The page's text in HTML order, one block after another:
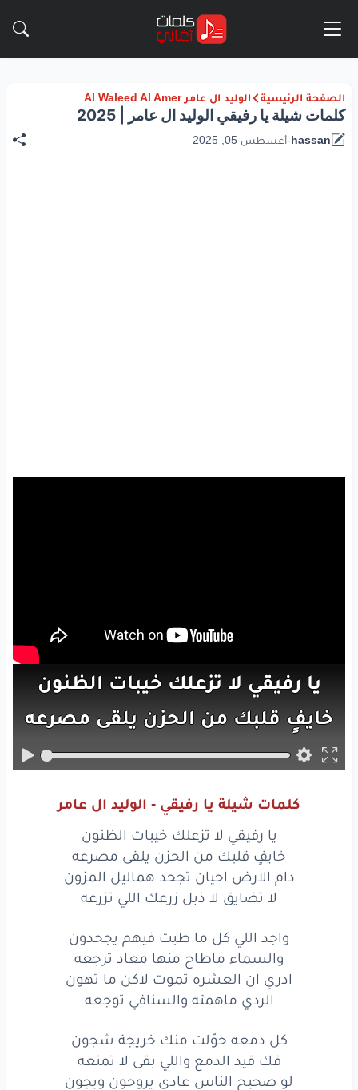
الصفحة الرئيسية الوليد ال عامر Al Waleed Al Amer
كلمات شيلة يا رفيقي الوليد ال عامر | 2025
hassan
-أغسطس 05, 2025
يا رفيقي لا تزعلكخيبات الظنون
خايفٍ قلبك من الحزن يلقى مصرعه
دامالارضاحيانتجحدهماليلالمزون
طبت
والسماءماطاحمنهامعادترجعه
ان العشرهتموتلاكنما
الردي
ماهمته والسنافي
توجعه
دمعهحوّلتمنك خريجةشجون
قيدالدمعوالليبقىلا تمنعه
صحيحالناسعادي يروحون
مالقيتأحدٍمقفيوالاخريتبعه
كلمات شيلة يا رفيقي - الوليد ال عامر
يا رفيقي لا تزعلك خيبات الظنون
خايفٍ قلبك من الحزن يلقى مصرعه
دام الارض احيان تجحد هماليل المزون
لا تضايق لا ذبل زرعك اللي تزرعه
واجد اللي كل ما طبت فيهم يجحدون
والسماء ماطاح منها معاد ترجعه
ادري ان العشره تموت لاكن ما تهون
الردي ماهمته والسنافي توجعه
كل دمعه حوّلت منك خريجة شجون
فك قيد الدمع واللي بقى لا تمنعه
لو صحيح الناس عادي يروحون ويجون